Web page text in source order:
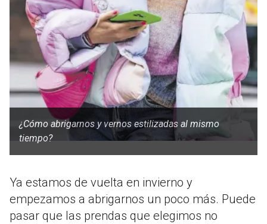
¿Cómo abrigarnos y vernos estilizadas al mismo
tiempo?
Ya estamos de vuelta en invierno y
empezamos a abrigarnos un poco más. Puede
pasar que las prendas que elegimos no